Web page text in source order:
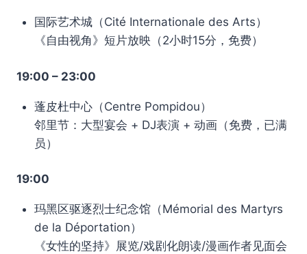
国际艺术城（Cité Internationale des Arts）
《自由视角》短片放映（2小时15分，免费）
19:00 – 23:00
蓬皮杜中心（Centre Pompidou）
邻里节：大型宴会 + DJ表演 + 动画（免费，已满
员）
19:00
玛黑区驱逐烈士纪念馆（Mémorial des Martyrs
de la Déportation）
《女性的坚持》展览/戏剧化朗读/漫画作者见面会